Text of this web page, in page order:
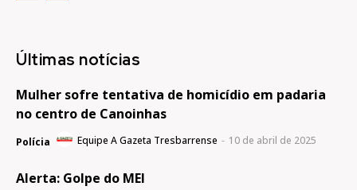
Últimas notícias
Mulher sofre tentativa de homicídio em padaria
no centro de Canoinhas
Polícia Equipe A Gazeta Tresbarrense - 10 de abril de 2025
Alerta: Golpe do MEI